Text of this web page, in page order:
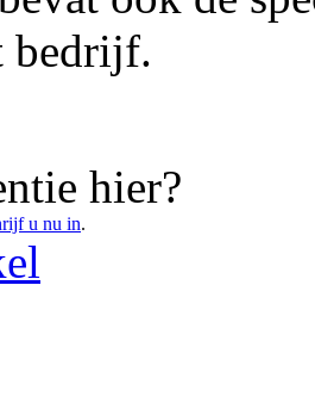
bedrijf.
hier?
u nu in.